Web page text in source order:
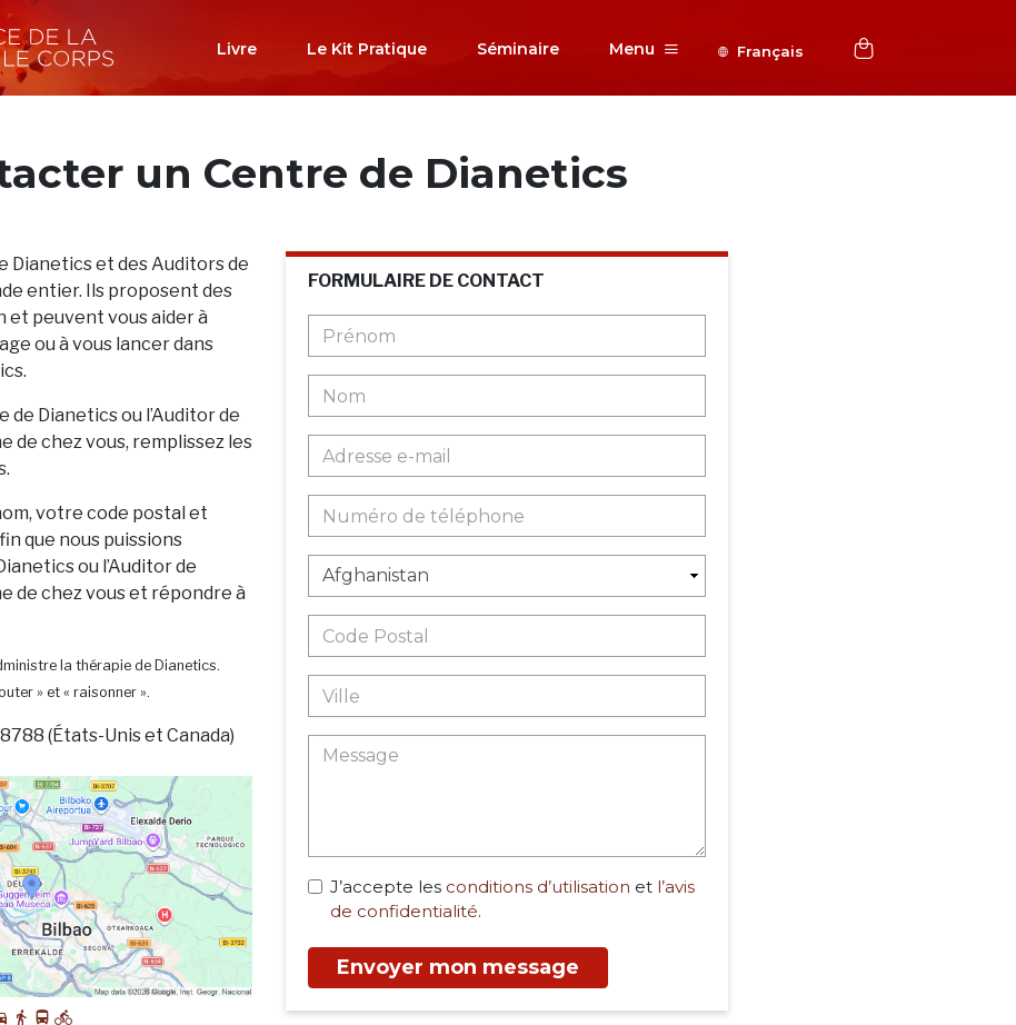
Livre Le Kit Pratique Séminaire Menu Français
un Centre de Dianetics
Dianetics et des Auditors de
entier. Ils proposent des
et peuvent vous aider à
ou à vous lancer dans
de Dianetics ou l’Auditor de
de chez vous, remplissez les
votre code postal et
que nous puissions
ou l’Auditor de
de chez vous et répondre à
la thérapie de Dianetics.
» et « raisonner ».
(États-Unis et Canada)
FORMULAIRE DE CONTACT
J’accepte les conditions d’utilisation et l’avis
de confidentialité.
Envoyer mon message